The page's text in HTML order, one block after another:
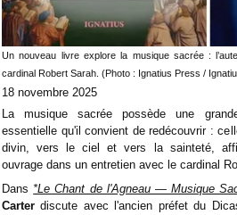
Un nouveau livre explore la musique sacrée :
cardinal Robert Sarah. (Photo : Ignatius Press /
18 novembre 2025
La musique sacrée possède une
essentielle qu'il convient de redécouvrir :
divin, vers le ciel et vers la sainteté,
ouvrage dans un entretien avec le cardinal
Dans *Le Chant de l'Agneau — Musique
Carter discute avec l'ancien préfet du